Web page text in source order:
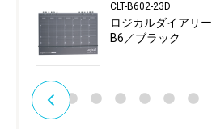
CLT-B602-23D
ロジカルダイアリ
B6／ブラック